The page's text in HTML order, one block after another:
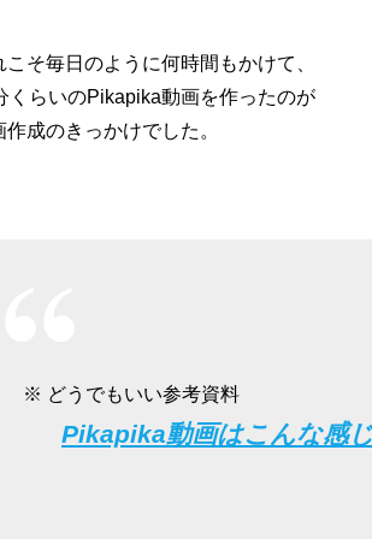
こそ毎日のように何時間もかけて、
くらいのPikapika動画を作ったのが
作成のきっかけでした。
※ どうでもいい参考資料
Pikapika動画はこんな感